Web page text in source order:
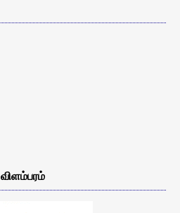
விளம்பரம்